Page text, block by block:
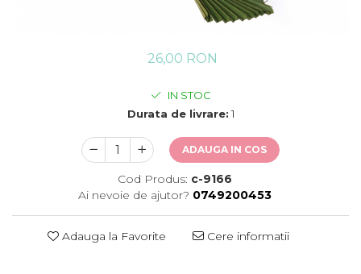
26,00 RON
IN STOC
Durata de livrare: 1
ADAUGA IN COS
Cod Produs: c-9166
Ai nevoie de ajutor? 0749200453
Adauga la Favorite Cere informatii